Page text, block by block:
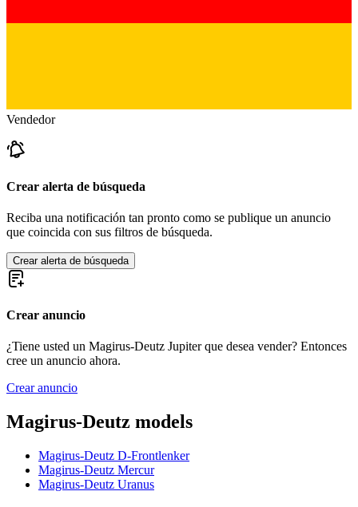
Vendedor
Crear alerta de búsqueda
Reciba una notificación tan pronto como se publique un anuncio
que coincida con sus filtros de búsqueda.
Crear alerta de búsqueda
Crear anuncio
¿Tiene usted un Magirus-Deutz Jupiter que desea vender? Entonces
cree un anuncio ahora.
Crear anuncio
Magirus-Deutz models
Magirus-Deutz D-Frontlenker
Magirus-Deutz Mercur
Magirus-Deutz Uranus